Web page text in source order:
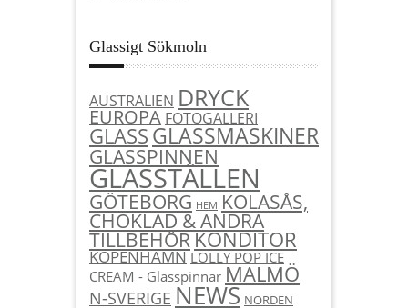
Glassigt Sökmoln
AUSTRALIEN DRYCK
EUROPA FOTOGALLERI
GLASSGLASSMASKINER
GLASSPINNEN
GLASSTÄLLEN
GÖTEBORG HEM KOLASÅS,
CHOKLAD & ANDRA
TILLBEHÖRKONDITOR
KÖPENHAMN LOLLY POP ICE
CREAM - Glasspinnar MALMÖ
N-SVERIGE NEWS NORDEN